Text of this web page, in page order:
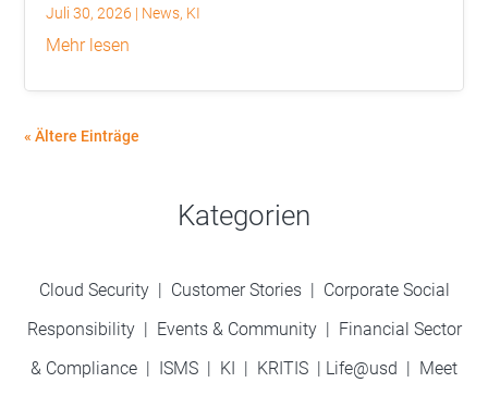
Juli 30, 2026 | News, KI
mehr lesen
« Ältere Einträge
Kategorien
Cloud Security | Customer Stories| Corporate Social
Responsibility| Events & Community | Financial Sector
& Compliance | ISMS | KI | KRITIS | Life@usd | Meet